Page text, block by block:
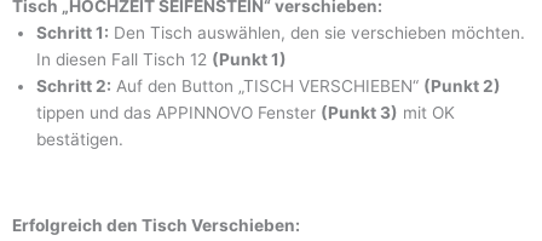
Tisch „HOCHZEIT SEIFENSTEIN“ verschieben:
Schritt 1: Den Tisch auswählen, den sie verschieben möchten.
In diesen Fall Tisch 12 (Punkt 1)
Schritt 2: Auf den Button „TISCH VERSCHIEBEN“ (Punkt 2)
tippen und das APPINNOVO Fenster (Punkt 3) mit OK
bestätigen.
Erfolgreich den Tisch Verschieben: